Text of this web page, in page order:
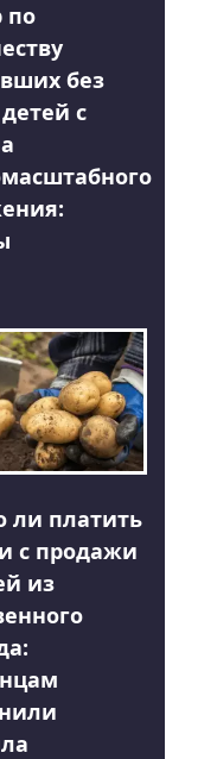
по
без
с
ли платить
с продажи
из